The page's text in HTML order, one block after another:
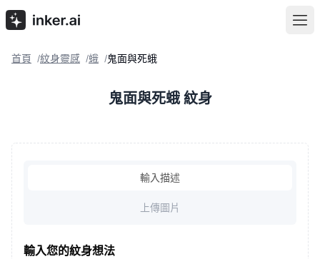
首頁 /紋身靈感 /蛾 /鬼面與死蛾
鬼面與死蛾 紋身
輸入描述
上傳圖片
輸入您的紋身想法